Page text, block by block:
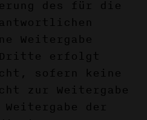
des für die
Weitergabe
Dritte erfolgt
sofern keine
zur Weitergabe
der